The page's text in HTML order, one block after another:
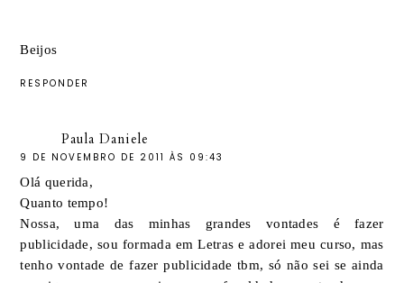
Beijos
RESPONDER
Paula Daniele
9 DE NOVEMBRO DE 2011 ÀS 09:43
Olá querida,
Quanto tempo!
Nossa, uma das minhas grandes vontades é fazer
publicidade, sou formada em Letras e adorei meu curso, mas
tenho vontade de fazer publicidade tbm, só não sei se ainda